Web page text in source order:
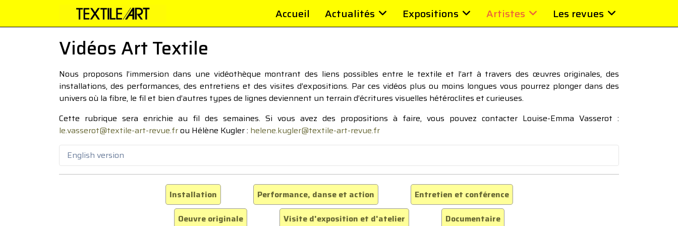
Accueil Actualités Expositions Artistes Les revues
Vidéos Art Textile
Nous proposons l’immersion dans une vidéothèque montrant des liens possibles entre le textile et l’art à travers des œuvres originales, des
installations, des performances, des entretiens et des visites d’expositions. Par ces vidéos plus ou moins longues vous pourrez plonger dans des
univers où la fibre, le fil et bien d’autres types de lignes deviennent un terrain d’écritures visuelles hétéroclites et curieuses.
Cette rubrique sera enrichie au fil des semaines. Si vous avez des propositions à faire, vous pouvez contacter Louise-Emma Vasserot :
le.vasserot@textile-art-revue.frou Hélène Kugler : helene.kugler@textile-art-revue.fr
English version
Installation Performance, danse et action
Entretien et conférence
Oeuvre originale
Visite d'exposition et d'atelier Documentaire